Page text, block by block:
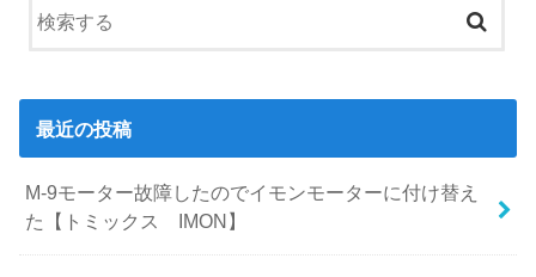
最近の投稿
M-9モーター故障したのでイモンモーターに付け替え
た【トミックス IMON】